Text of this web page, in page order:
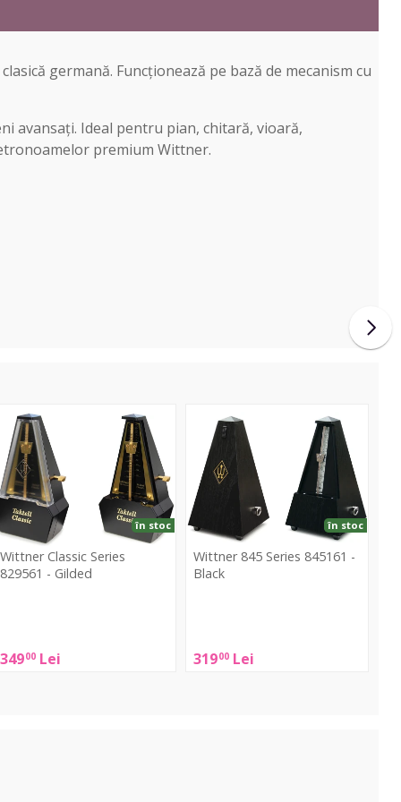
germană. Funcționează pe bază de mecanism cu
avansați. Ideal pentru pian, chitară, vioară,
premium Wittner.
Classic
Series
829561
Wittner Classic Series
829561 - Gilded
34900 Lei
în stoc
Series
Series
845161
Black
Wittner 845 Series 845161 -
Black
31900 Lei
în stoc
Series